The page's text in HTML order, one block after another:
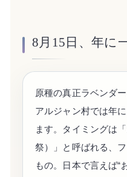
8月15日、年に
原種の真正ラベンダ
アルジャン村では年
ます。タイミングは
祭）」と呼ばれる、
もの。日本で言えば“